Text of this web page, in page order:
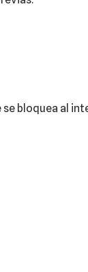
se bloquea al